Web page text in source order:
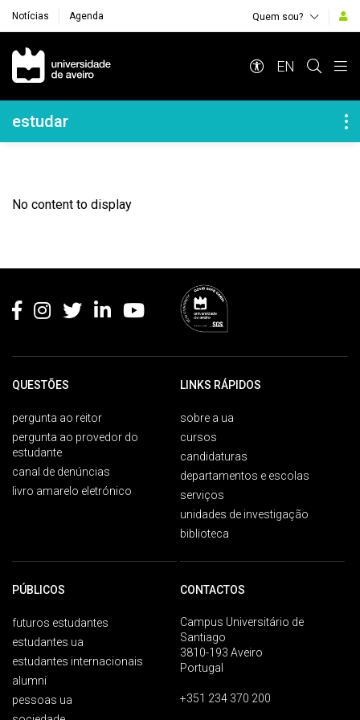
Notícias Agenda Quem sou?
Navegação Principal
EN
Navegação Lateral
estudar
No content to display
QUESTÕES
pergunta ao reitor
pergunta ao provedor do
estudante
canal de denúncias
livro amarelo eletrónico
LINKS RÁPIDOS
sobre a ua
cursos
candidaturas
departamentos e escolas
serviços
unidades de investigação
biblioteca
PÚBLICOS
futuros estudantes
estudantes ua
estudantes internacionais
alumni
pessoas ua
CONTACTOS
Campus Universitário de
Santiago
3810-193 Aveiro
Portugal
+351 234 370 200